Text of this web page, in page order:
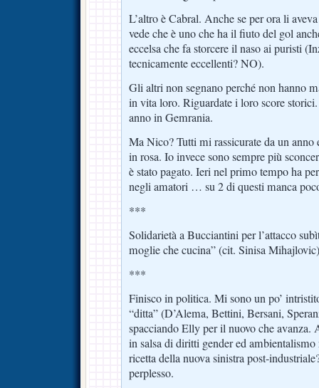
L’altro è Cabral. Anche se per ora li
vede che è uno che ha il fiuto del gol
eccelsa che fa storcere il naso ai puristi
tecnicamente eccellenti? NO).
Gli altri non segnano perché non hanno
in vita loro. Riguardate i loro score
anno in Gemrania.
Ma Nico? Tutti mi rassicurate da un
in rosa. Io invece sono sempre più
è stato pagato. Ieri nel primo tempo ha
negli amatori … su 2 di questi manca
***
Solidarietà a Bucciantini per l’attacco
moglie che cucina” (cit. Sinisa
***
Finisco in politica. Mi sono un po’
“ditta” (D’Alema, Bettini, Bersani,
spacciando Elly per il nuovo che avanza.
in salsa di diritti gender ed ambientalismo
ricetta della nuova sinistra post-
perplesso.